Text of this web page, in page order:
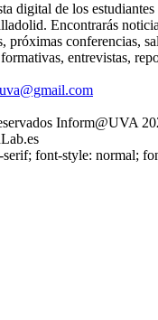
digital de los
Encontrarás
próximas conferencias,
entrevistas,
Inform@UVA
font-style: normal;